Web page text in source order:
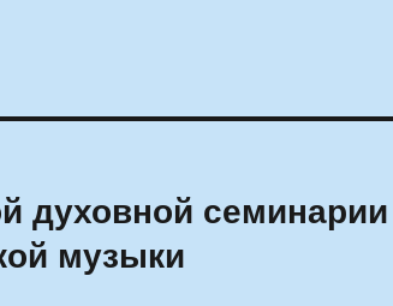
духовной
музыки